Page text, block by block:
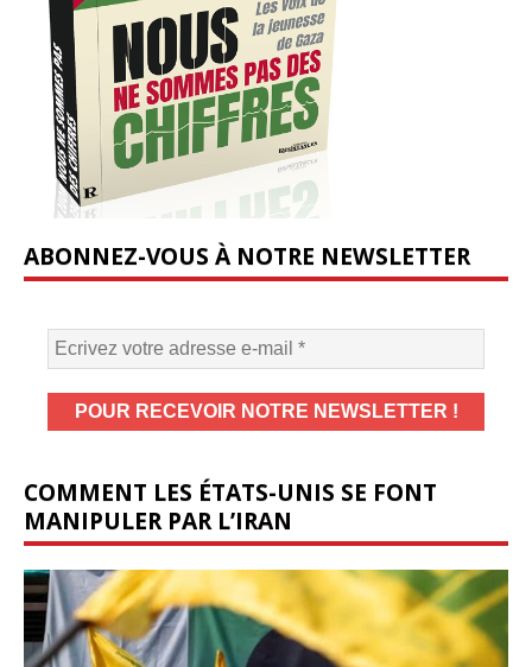
ABONNEZ-VOUS À NOTRE NEWSLETTER
COMMENT LES ÉTATS-UNIS SE FONT
MANIPULER PAR L’IRAN